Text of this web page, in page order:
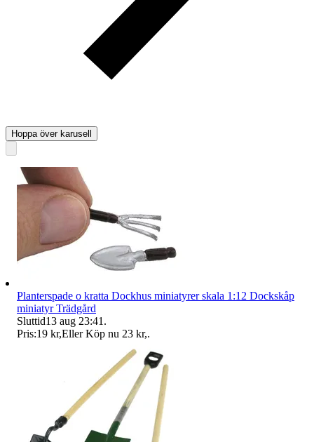
Hoppa över karusell
Planterspade o kratta Dockhus miniatyrer skala 1:12 Dockskåp
miniatyr Trädgård
Sluttid13 aug 23:41 .
Pris:19 kr,Eller Köp nu 23 kr,.